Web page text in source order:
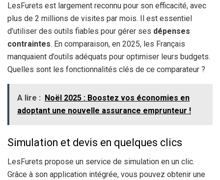
LesFurets est largement reconnu pour son efficacité, avec
plus de 2 millions de visites par mois. Il est essentiel
d’utiliser des outils fiables pour gérer ses dépenses
contraintes. En comparaison, en 2025, les Français
manquaient d’outils adéquats pour optimiser leurs budgets.
Quelles sont les fonctionnalités clés de ce comparateur ?
A lire : Noël 2025 : Boostez vos économies en
adoptant une nouvelle assurance emprunteur !
Simulation et devis en quelques clics
LesFurets propose un service de simulation en un clic.
Grâce à son application intégrée, vous pouvez obtenir une